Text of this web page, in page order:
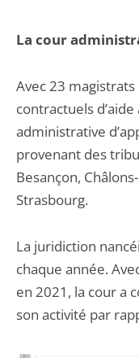
La cour
Avec 23
contractuels
administrative
provenant des
Besançon,
Strasbourg.
La juridiction
chaque année.
en 2021, la cour a
son activité par